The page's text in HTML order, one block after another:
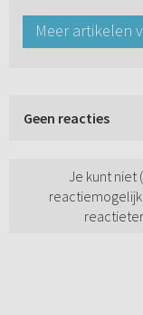
Meer artikelen
Geen reacties
Je kunt niet